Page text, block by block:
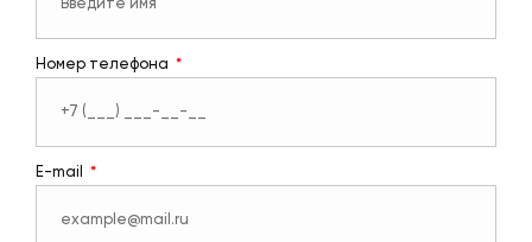
Номер телефона
E-mail